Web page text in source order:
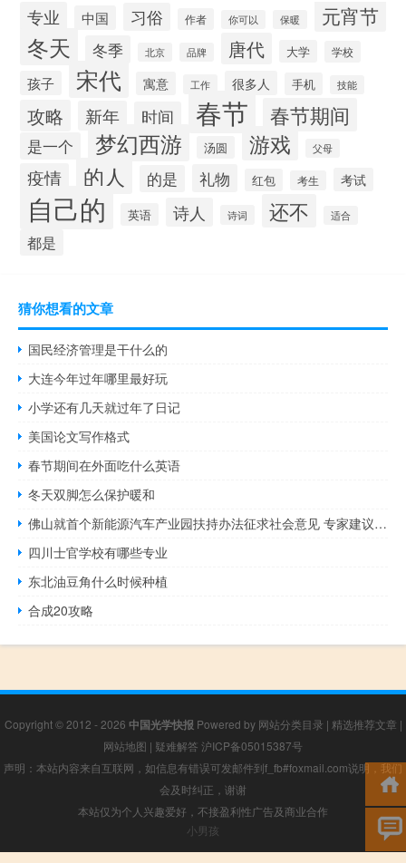
专业 中国 习俗 作者 你可以 保暖 元宵节
冬天 冬季 北京 品牌 唐代 大学 学校
孩子 宋代 寓意 工作 很多人 手机 技能
攻略 新年 时间 春节 春节期间
是一个 梦幻西游 汤圆 游戏 父母
疫情 的人 的是 礼物 红包 考生 考试
自己的 英语 诗人 诗词 还不 适合
都是
猜你想看的文章
国民经济管理是干什么的
大连今年过年哪里最好玩
小学还有几天就过年了日记
美国论文写作格式
春节期间在外面吃什么英语
冬天双脚怎么保护暖和
佛山就首个新能源汽车产业园扶持办法征求社会意见 专家建议加强力度与精准度
四川士官学校有哪些专业
东北油豆角什么时候种植
合成20攻略
Copyright © 2012 - 2026 中国光学快报 Powered by 网站分类目录 | 精选推荐文章 |
网站地图 | 疑难解答 沪ICP备05015387号
声明：本站内容来自互联网，如信息有错误可发邮件到f_fb#foxmail.com说明，我们
会及时纠正，谢谢
本站仅为个人兴趣爱好，不接盈利性广告及商业合作
小男孩